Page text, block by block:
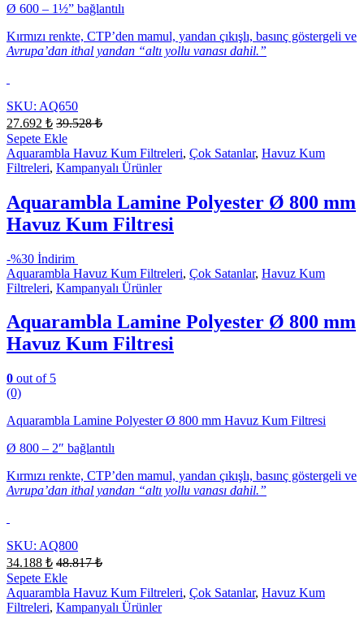
Ø 600 – 1½” bağlantılı
Kırmızı renkte, CTP’den mamul, yandan çıkışlı, basınç göstergeli ve
Avrupa’dan ithal yandan “altı yollu vanası dahil.”
SKU: AQ650
27.692 ₺ 39.528₺
Sepete Ekle
Aquarambla Havuz Kum Filtreleri, Çok Satanlar, Havuz Kum
Filtreleri, Kampanyalı Ürünler
Aquarambla Lamine Polyester Ø 800 mm
Havuz Kum Filtresi
-%30 İndirim
Aquarambla Havuz Kum Filtreleri, Çok Satanlar, Havuz Kum
Filtreleri, Kampanyalı Ürünler
Aquarambla Lamine Polyester Ø 800 mm
Havuz Kum Filtresi
0 out of 5
(0)
Aquarambla Lamine Polyester Ø 800 mm Havuz Kum Filtresi
Ø 800 – 2″ bağlantılı
Kırmızı renkte, CTP’den mamul, yandan çıkışlı, basınç göstergeli ve
Avrupa’dan ithal yandan “altı yollu vanası dahil.”
SKU: AQ800
34.188 ₺ 48.817₺
Sepete Ekle
Aquarambla Havuz Kum Filtreleri, Çok Satanlar, Havuz Kum
Filtreleri, Kampanyalı Ürünler